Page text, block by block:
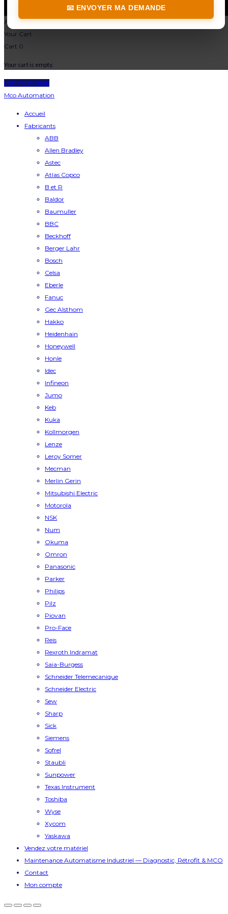
📧 ENVOYER MA DEMANDE
Added to cart
Your Cart
Cart 0
Your cart is empty.
Return to Shop
Mco Automation
Accueil
Fabricants
ABB
Allen Bradley
Astec
Atlas Copco
B et R
Baldor
Baumuller
BBC
Beckhoff
Berger Lahr
Bosch
Celsa
Eberle
Fanuc
Gec Alsthom
Hakko
Heidenhain
Honeywell
Honle
Idec
Infineon
Jumo
Keb
Kuka
Kollmorgen
Lenze
Leroy Somer
Mecman
Merlin Gerin
Mitsubishi Electric
Motorola
NSK
Num
Okuma
Omron
Panasonic
Parker
Philips
Pilz
Piovan
Pro-Face
Reis
Rexroth Indramat
Saia-Burgess
Schneider Telemecanique
Schneider Electric
Sew
Sharp
Sick
Siemens
Sofrel
Staubli
Sunpower
Texas Instrument
Toshiba
Wyse
Xycom
Yaskawa
Vendez votre matériel
Maintenance Automatisme Industriel — Diagnostic, Rétrofit & MCO
Contact
Mon compte